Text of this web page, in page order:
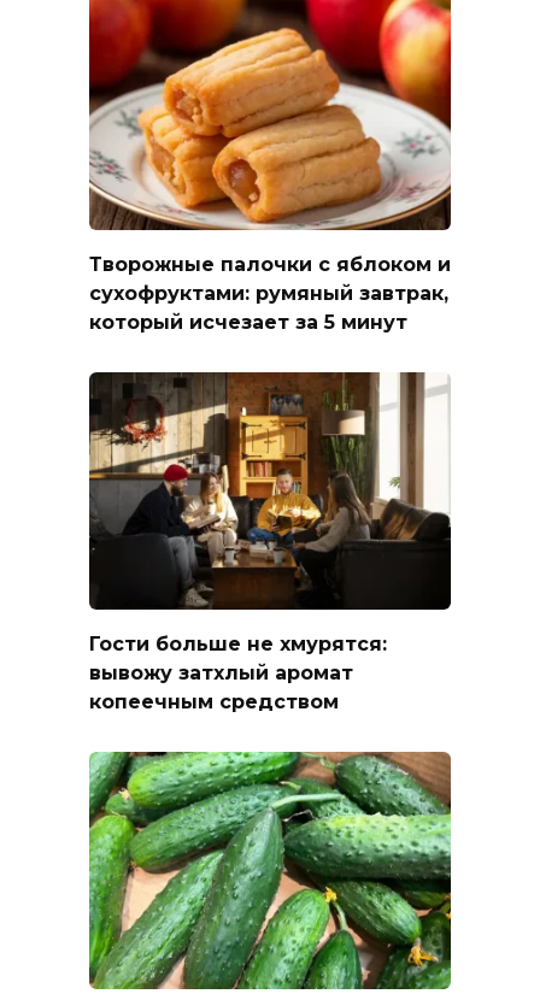
Творожные палочки с яблоком и
сухофруктами: румяный завтрак,
который исчезает за 5 минут
Гости больше не хмурятся:
вывожу затхлый аромат
копеечным средством